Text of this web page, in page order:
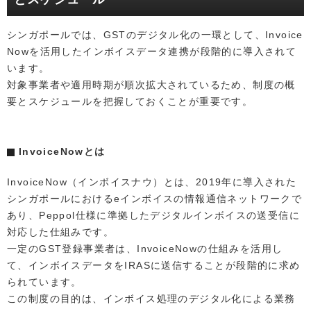
シンガポールでは、GSTのデジタル化の一環として、Invoice
Nowを活用したインボイスデータ連携が段階的に導入されて
います。
対象事業者や適用時期が順次拡大されているため、制度の概
要とスケジュールを把握しておくことが重要です。
InvoiceNowとは
InvoiceNow（インボイスナウ）とは、2019年に導入された
シンガポールにおけるeインボイスの情報通信ネットワークで
あり、Peppol仕様に準拠したデジタルインボイスの送受信に
対応した仕組みです。
一定のGST登録事業者は、InvoiceNowの仕組みを活用し
て、インボイスデータをIRASに送信することが段階的に求め
られています。
この制度の目的は、インボイス処理のデジタル化による業務